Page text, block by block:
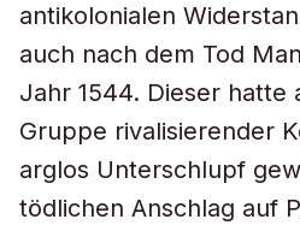
antikolonialen
auch nach dem Tod
Jahr 1544. Dieser hatte
Gruppe rivalisierender
arglos Unterschlupf
tödlichen Anschlag auf